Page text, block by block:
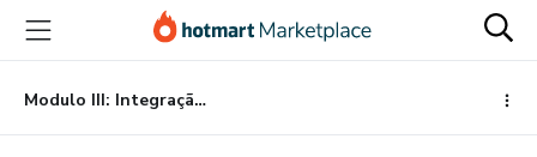
para
conteúdo
principal
para
pagamento
para
rodapé
Modulo III: Integração Sensorial - O Caminho Para o Bem-Estar